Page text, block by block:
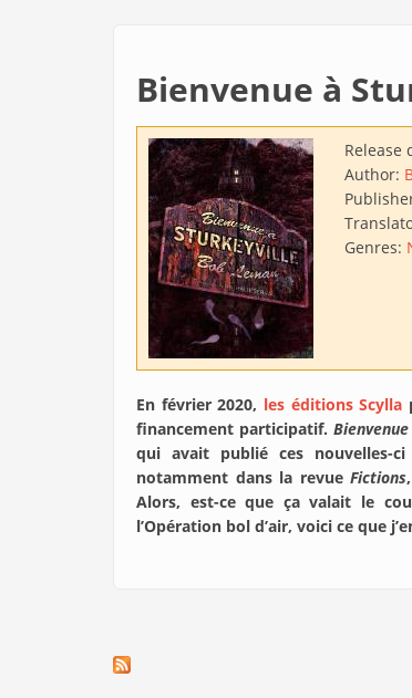
Bienvenue à
Release
Author:
Genres:
En février 2020, les éditions Scylla
financement participatif.
qui avait publié ces nouvelles-
notamment dans la revueFictions
Alors, est-ce que ça valait le
l’Opération bol d’air, voici ce que